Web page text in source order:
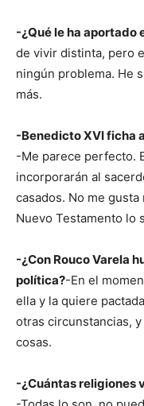
-¿Qué le ha aportado
de vivir distinta, pero
ningún problema. He
más.
-Benedicto XVI ficha
-Me parece perfecto.
incorporarán al
casados. No me
Nuevo Testamento lo
-¿Con Rouco Varela
política?-En el
ella y la quiere
otras circunstancias,
cosas.
-¿Cuántas religiones